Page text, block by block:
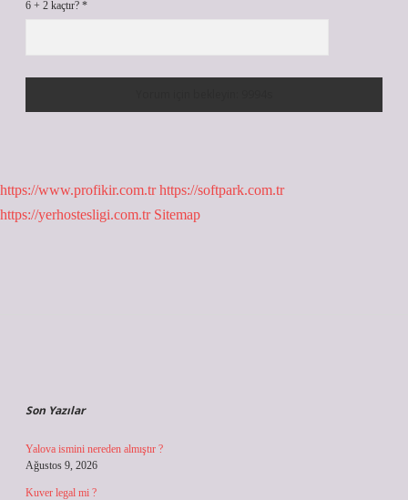
6 + 2 kaçtır? *
https://www.profikir.com.tr https://softpark.com.tr
https://yerhostesligi.com.tr Sitemap
Son Yazılar
Yalova ismini nereden almıştır ?
Ağustos 9, 2026
Kuver legal mi ?